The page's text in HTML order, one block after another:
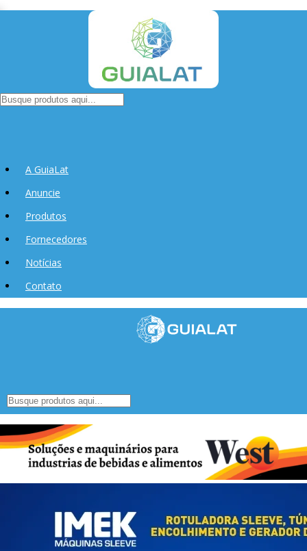
A GuiaLat
Anuncie
Produtos
Fornecedores
Notícias
Contato